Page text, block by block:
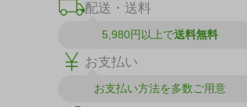
配送・送料
5,980円以上で送料無料
お支払い
お支払い方法を多数ご用意